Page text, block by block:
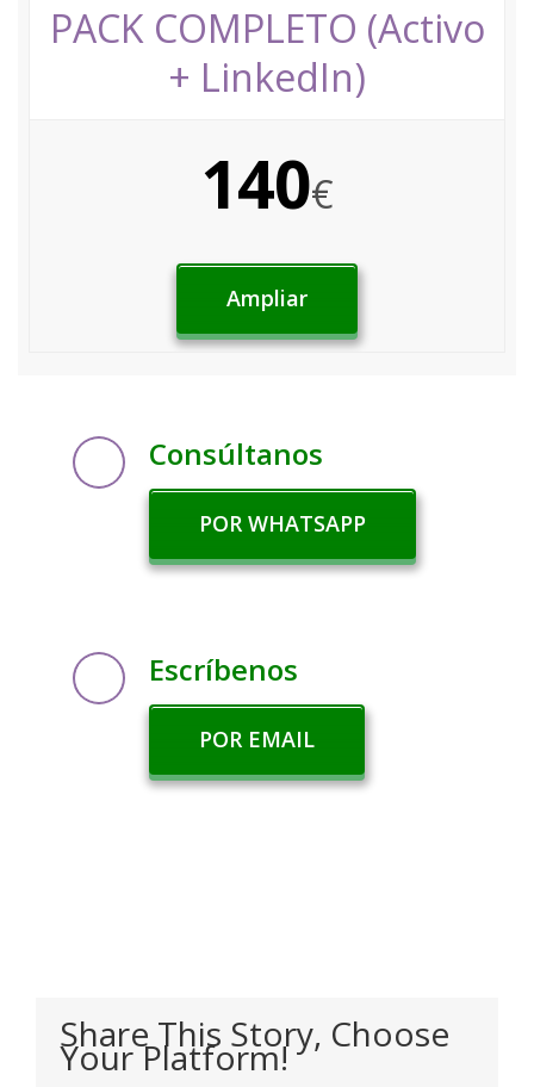
PACK COMPLETO (Activo
+ LinkedIn)
140€
Ampliar
Consúltanos
POR WHATSAPP
Escríbenos
POR EMAIL
Share This Story, Choose
Your Platform!